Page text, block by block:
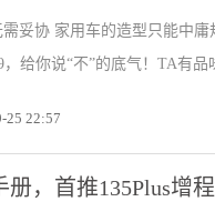
妥协 家用车的造型只能中
给你说“不”的底气！TA有品
25 22:57
册，首推135Plus增